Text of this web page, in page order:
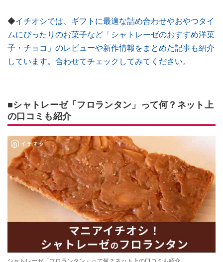
◆イチオシでは、ギフトに最適な詰め合わせやおやつタイ
ムにぴったりのお菓子など「シャトレーゼのおすすめ洋菓
子・チョコ」のレビューや新作情報をまとめた記事も紹介
しています。合わせてチェックしてみてください。
■シャトレーゼ「フロランタン」って何？ネット上
の口コミも紹介